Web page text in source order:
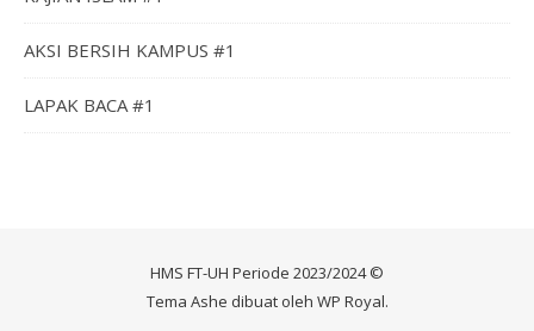
AKSI BERSIH KAMPUS #1
LAPAK BACA #1
HMS FT-UH Periode 2023/2024 ©
Tema Ashe dibuat oleh WP Royal.